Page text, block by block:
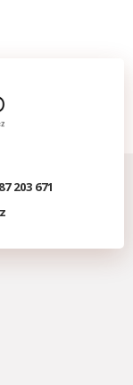
203 671